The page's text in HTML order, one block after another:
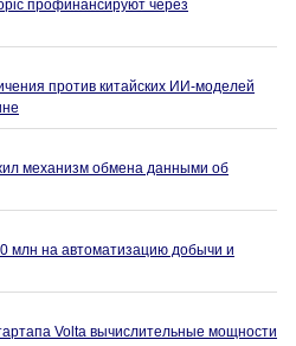
профинансируют через
против китайских ИИ-моделей
механизм обмена данными об
млн на автоматизацию добычи и
Volta вычислительные мощности